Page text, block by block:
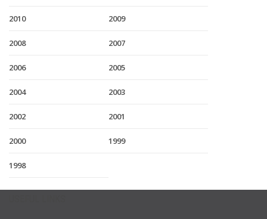
2010 2009
2008 2007
2006 2005
2004 2003
2002 2001
2000 1999
1998